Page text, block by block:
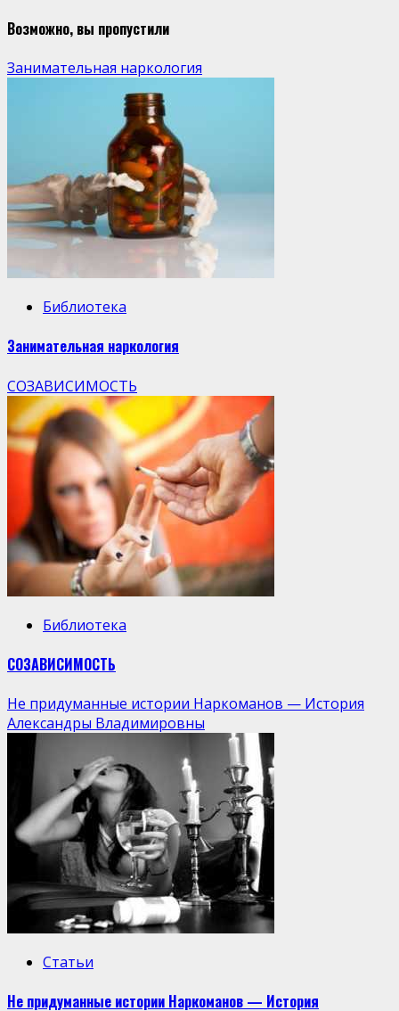
Возможно, вы пропустили
Занимательная наркология
Библиотека
Занимательная наркология
СОЗАВИСИМОСТЬ
Библиотека
СОЗАВИСИМОСТЬ
Не придуманные истории Наркоманов — История
Александры Владимировны
Статьи
Не придуманные истории Наркоманов — История